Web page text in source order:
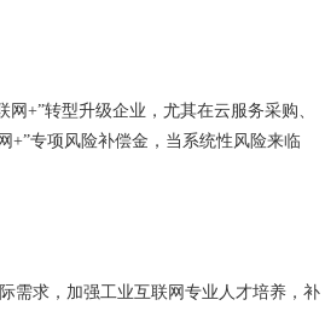
+”转型升级企业，尤其在云服务采购、
+”专项风险补偿金，当系统性风险来临
需求，加强工业互联网专业人才培养，补